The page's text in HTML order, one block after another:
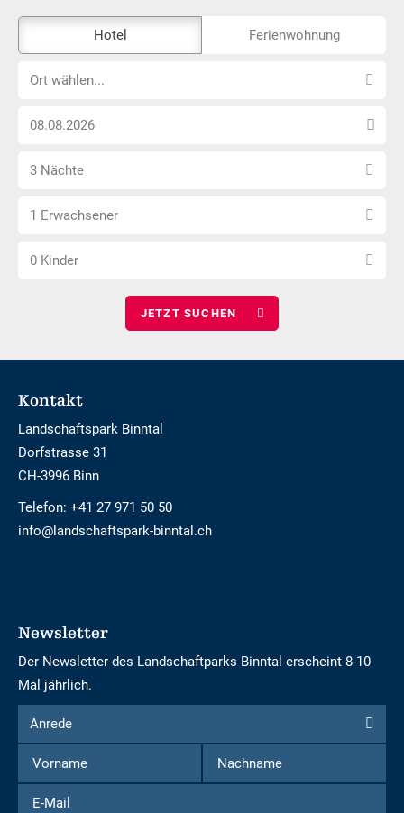
Externe-
Buchungstool
nicht
Hotel Ferienwohnung
OrtOrt wählen...
Anreise
wählen
Anzahl
wählen
3 Nächte
Anzahl
wählen
1 Erwachsener
Anzahl
0 Kinder
Footer
Kontakt
Landschaftspark Binntal
Dorfstrasse 31
CH-3996 Binn
Telefon: +41 27 971 50 50
info@landschaftspark-binntal.ch
Newsletter
Der Newsletter des Landschaftparks Binntal erscheint 8-10
Mal jährlich.
Formular
um
sich
für
den
Anrede
Anrede
Vorname
Nachname